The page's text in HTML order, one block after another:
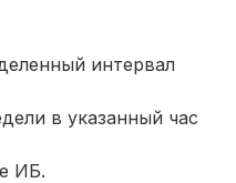
интервал
в указанный час
ИБ.